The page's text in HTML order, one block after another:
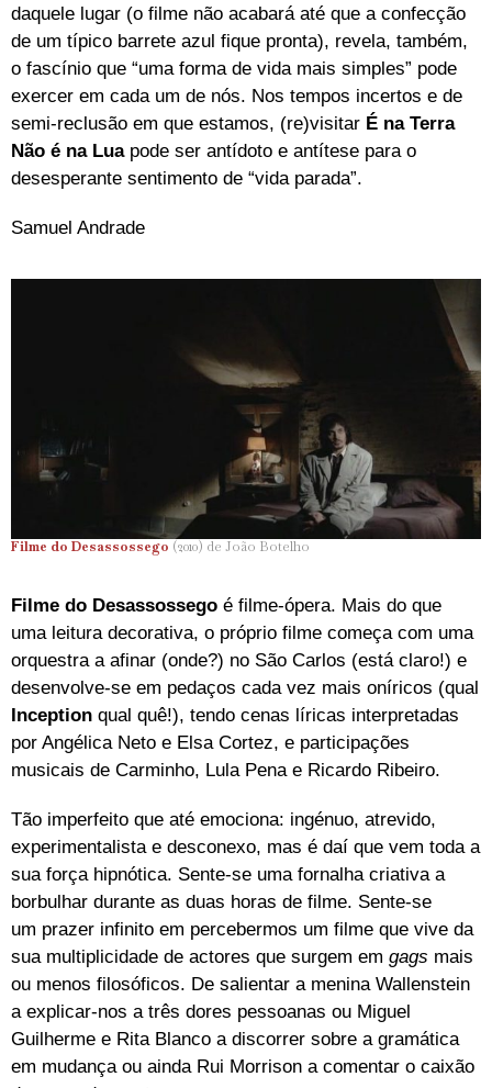
daquele lugar (o filme não acabará até que a confecção
de um típico barrete azul fique pronta), revela, também,
o fascínio que “uma forma de vida mais simples” pode
exercer em cada um de nós. Nos tempos incertos e de
semi-reclusão em que estamos, (re)visitar É na Terra
Não é na Lua pode ser antídoto e antítese para o
desesperante sentimento de “vida parada”.
Samuel Andrade
Filme do Desassossego (2010) de João Botelho
Filme do Desassossego é filme-ópera. Mais do que
uma leitura decorativa, o próprio filme começa com uma
orquestra a afinar (onde?) no São Carlos (está claro!) e
desenvolve-se em pedaços cada vez mais oníricos (qual
Inception qual quê!), tendo cenas líricas interpretadas
por Angélica Neto e Elsa Cortez, e participações
musicais de Carminho, Lula Pena e Ricardo Ribeiro.
Tão imperfeito que até emociona: ingénuo, atrevido,
experimentalista e desconexo, mas é daí que vem toda a
sua força hipnótica. Sente-se uma fornalha criativa a
borbulhar durante as duas horas de filme. Sente-se
um prazer infinito em percebermos um filme que vive da
sua multiplicidade de actores que surgem em gags mais
ou menos filosóficos. De salientar a menina Wallenstein
a explicar-nos a três dores pessoanas ou Miguel
Guilherme e Rita Blanco a discorrer sobre a gramática
em mudança ou ainda Rui Morrison a comentar o caixão